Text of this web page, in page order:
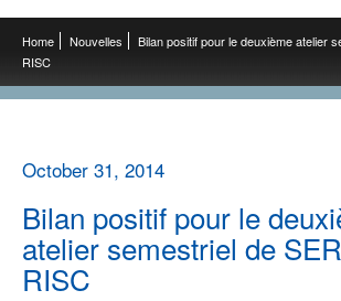
Home Nouvelles
Bilan positif pour le deuxième atelier
RISC
October 31, 2014
Bilan positif pour le
atelier semestriel de
RISC